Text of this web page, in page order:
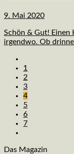
9. Mai 2020
Schön & Gut! Einen
irgendwo. Ob
1
2
3
4
5
6
7
Das Magazin